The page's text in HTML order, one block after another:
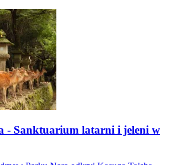
- Sanktuarium latarni i jeleni w